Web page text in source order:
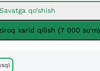
Savatga qo’shish
xarid qilish (7 000 so'm)